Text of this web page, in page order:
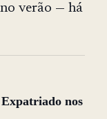
verão — há
nos